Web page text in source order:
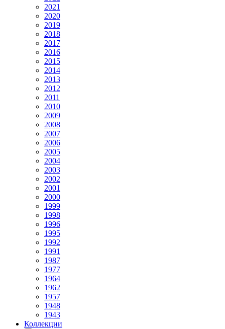
2021
2020
2019
2018
2017
2016
2015
2014
2013
2012
2011
2010
2009
2008
2007
2006
2005
2004
2003
2002
2001
2000
1999
1998
1996
1995
1992
1991
1987
1977
1964
1962
1957
1948
1943
Коллекции